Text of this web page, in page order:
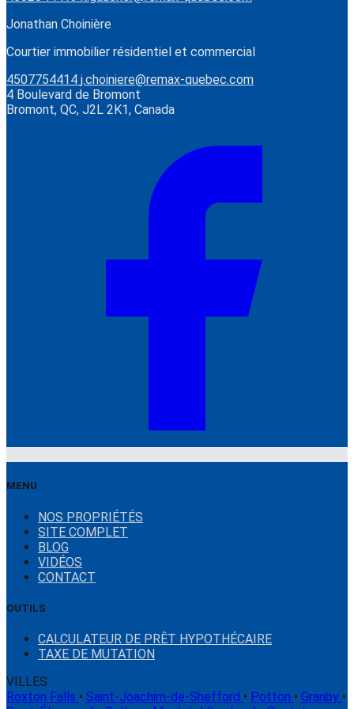
Jonathan Choinière
Courtier immobilier résidentiel et commercial
4507754414 j.choiniere@remax-quebec.com
4 Boulevard de Bromont
Bromont, QC, J2L 2K1, Canada
MENU
NOS PROPRIÉTÉS
SITE COMPLET
BLOG
VIDÉOS
CONTACT
OUTILS
CALCULATEUR DE PRÊT HYPOTHÉCAIRE
TAXE DE MUTATION
VILLES
Roxton Falls • Saint-Joachim-de-Shefford • Potton • Granby •